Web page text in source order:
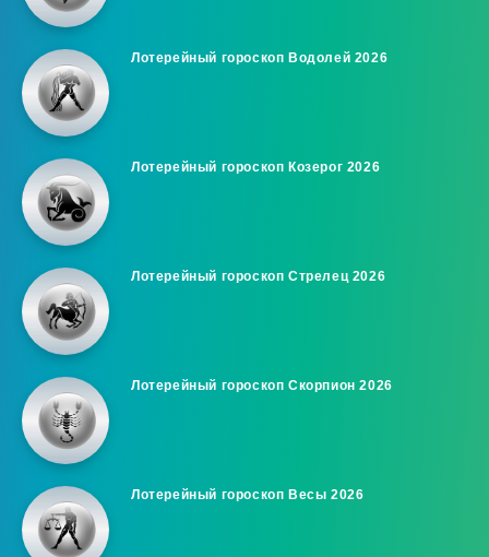
Лотерейный гороскоп Водолей 2026
Лотерейный гороскоп Козерог 2026
Лотерейный гороскоп Стрелец 2026
Лотерейный гороскоп Скорпион 2026
Лотерейный гороскоп Весы 2026